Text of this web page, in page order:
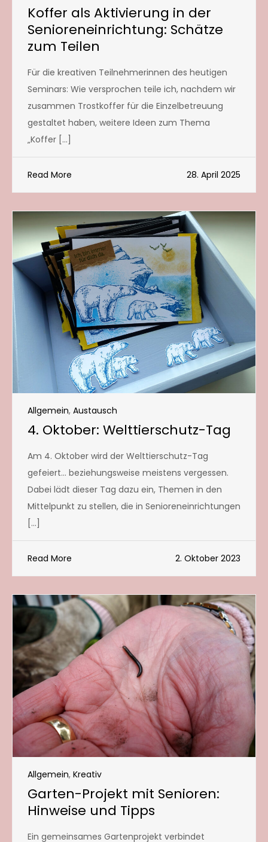
Koffer als Aktivierung in der
Senioreneinrichtung: Schätze
zum Teilen
Für die kreativen Teilnehmerinnen des heutigen
Seminars: Wie versprochen teile ich, nachdem wir
zusammen Trostkoffer für die Einzelbetreuung
gestaltet haben, weitere Ideen zum Thema
„Koffer […]
Read More 28. April 2025
Allgemein, Austausch
4. Oktober: Welttierschutz-Tag
Am 4. Oktober wird der Welttierschutz-Tag
gefeiert… beziehungsweise meistens vergessen.
Dabei lädt dieser Tag dazu ein, Themen in den
Mittelpunkt zu stellen, die in Senioreneinrichtungen
[…]
Read More 2. Oktober 2023
Allgemein, Kreativ
Garten-Projekt mit Senioren:
Hinweise und Tipps
Ein gemeinsames Gartenprojekt verbindet